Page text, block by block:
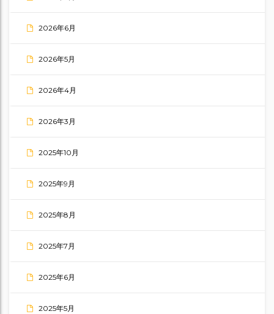
2026年6月
2026年5月
2026年4月
2026年3月
2025年10月
2025年9月
2025年8月
2025年7月
2025年6月
2025年5月